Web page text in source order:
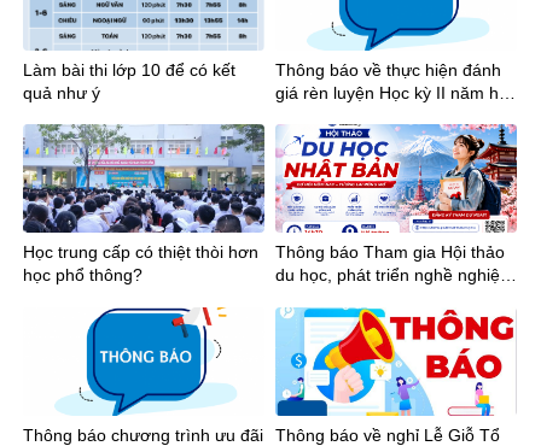
Làm bài thi lớp 10 để có kết
quả như ý
Thông báo về thực hiện đánh
giá rèn luyện Học kỳ II năm học
Học trung cấp có thiệt thòi hơn
học phổ thông?
Thông báo Tham gia Hội thảo
du học, phát triển nghề nghiệp
Thông báo chương trình ưu đãi
Thông báo về nghỉ Lễ Giỗ Tổ